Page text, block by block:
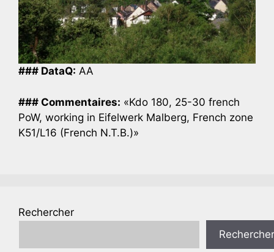
### DataQ: AA
### Commentaires: «Kdo 180, 25-30 french
PoW, working in Eifelwerk Malberg, French zone
K51/L16 (French N.T.B.)»
Rechercher
Rechercher